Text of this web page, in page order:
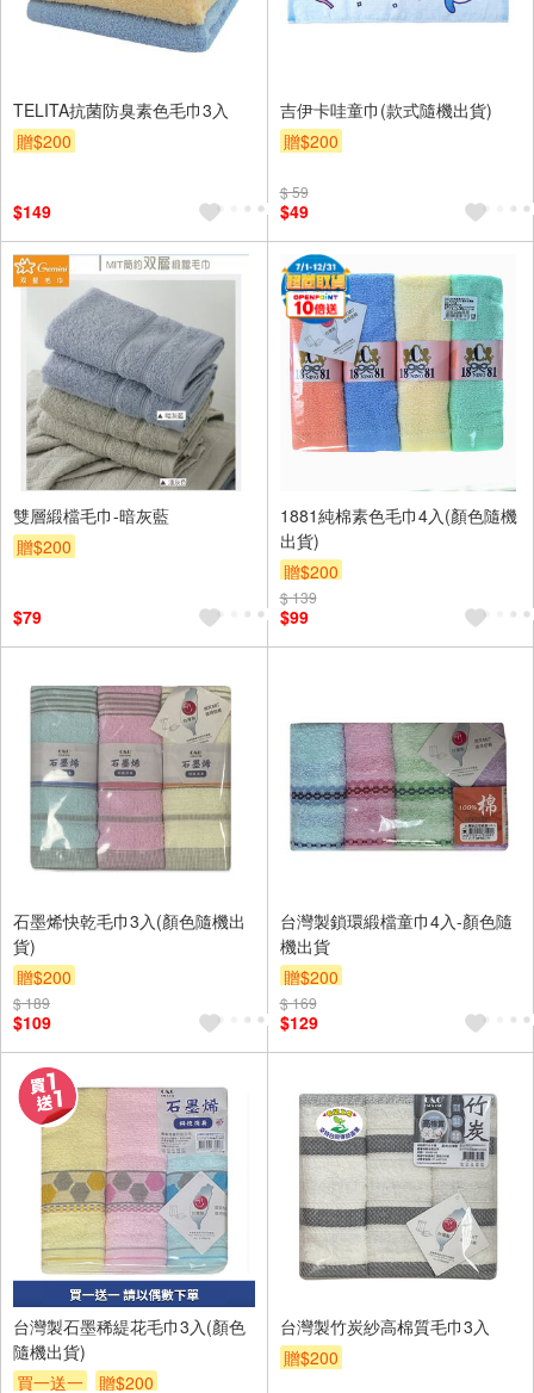
TELITA抗菌防臭素色毛巾3入
贈$200
$149
吉伊卡哇童巾(款式隨機出貨)
贈$200
$ 59
$49
雙層緞檔毛巾-暗灰藍
贈$200
$79
1881純棉素色毛巾4入(顏色隨機
出貨)
贈$200
$ 139
$99
石墨烯快乾毛巾3入(顏色隨機出
貨)
贈$200
$ 189
$109
台灣製鎖環緞檔童巾4入-顏色隨
機出貨
贈$200
$ 169
$129
台灣製石墨稀緹花毛巾3入(顏色
隨機出貨)
買一送一
贈$200
台灣製竹炭紗高棉質毛巾3入
贈$200